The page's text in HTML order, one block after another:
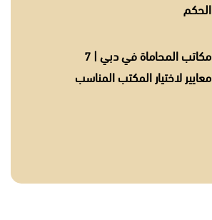
الحكم
مكاتب المحاماة في دبي | 7
معايير لاختيار المكتب المناسب